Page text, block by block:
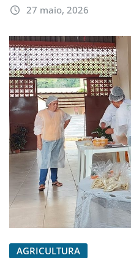
27 maio, 2026
AGRICULTURA